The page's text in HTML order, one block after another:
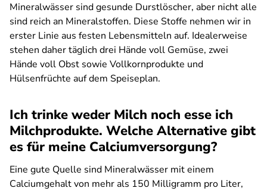
Mineralwässer sind gesunde Durstlöscher, aber nicht alle
sind reich an Mineralstoffen. Diese Stoffe nehmen wir in
erster Linie aus festen Lebensmitteln auf. Idealerweise
stehen daher täglich drei Hände voll Gemüse, zwei
Hände voll Obst sowie Vollkornprodukte und
Hülsenfrüchte auf dem Speiseplan.
Ich trinke weder Milch noch esse ich
Milchprodukte. Welche Alternative gibt
es für meine Calciumversorgung?
Eine gute Quelle sind Mineralwässer mit einem
Calciumgehalt von mehr als 150 Milligramm pro Liter,